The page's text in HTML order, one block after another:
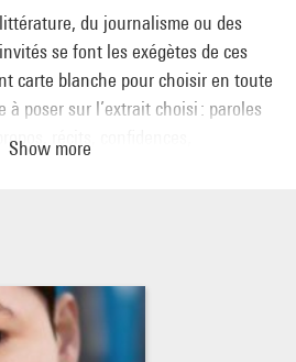
du journalisme ou des
se font les exégètes de ces
carte blanche pour choisir en toute
à poser sur l’extrait choisi : paroles
récits, confidences,
Show more